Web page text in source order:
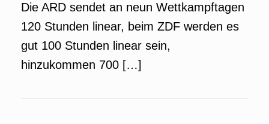
Die ARD sendet an neun Wettkampftagen
120 Stunden linear, beim ZDF werden es
gut 100 Stunden linear sein,
hinzukommen 700 […]